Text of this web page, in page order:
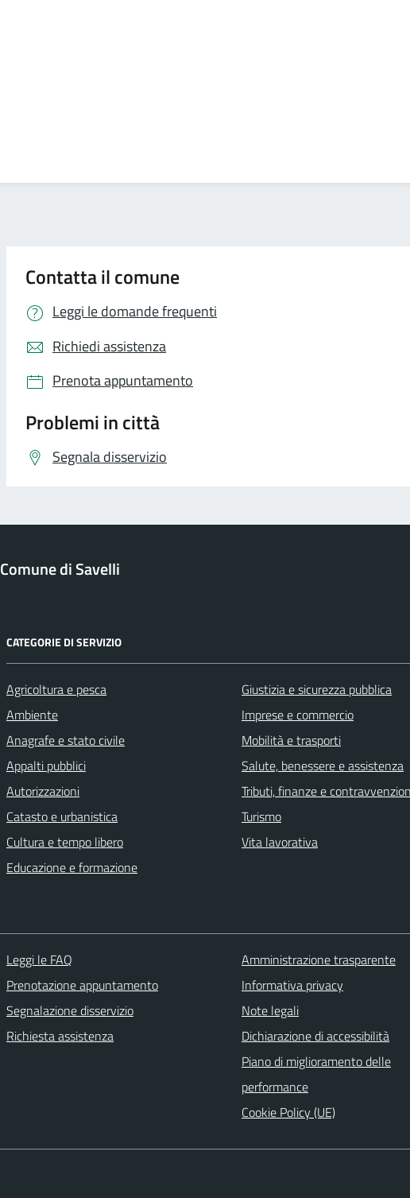
Contatta il comune
Leggi le domande frequenti
Richiedi assistenza
Prenota appuntamento
Problemi in città
Segnala disservizio
Comune di Savelli
CATEGORIE DI SERVIZIO
Agricoltura e pesca
Ambiente
Anagrafe e stato civile
Appalti pubblici
Autorizzazioni
Catasto e urbanistica
Cultura e tempo libero
Educazione e formazione
Giustizia e sicurezza pubblica
Imprese e commercio
Mobilità e trasporti
Salute, benessere e assistenza
Tributi, finanze e
Turismo
Vita lavorativa
Leggi le FAQ
Prenotazione appuntamento
Segnalazione disservizio
Richiesta assistenza
Amministrazione trasparente
Informativa privacy
Note legali
Dichiarazione di accessibilità
Piano di miglioramento delle
performance
Cookie Policy (UE)